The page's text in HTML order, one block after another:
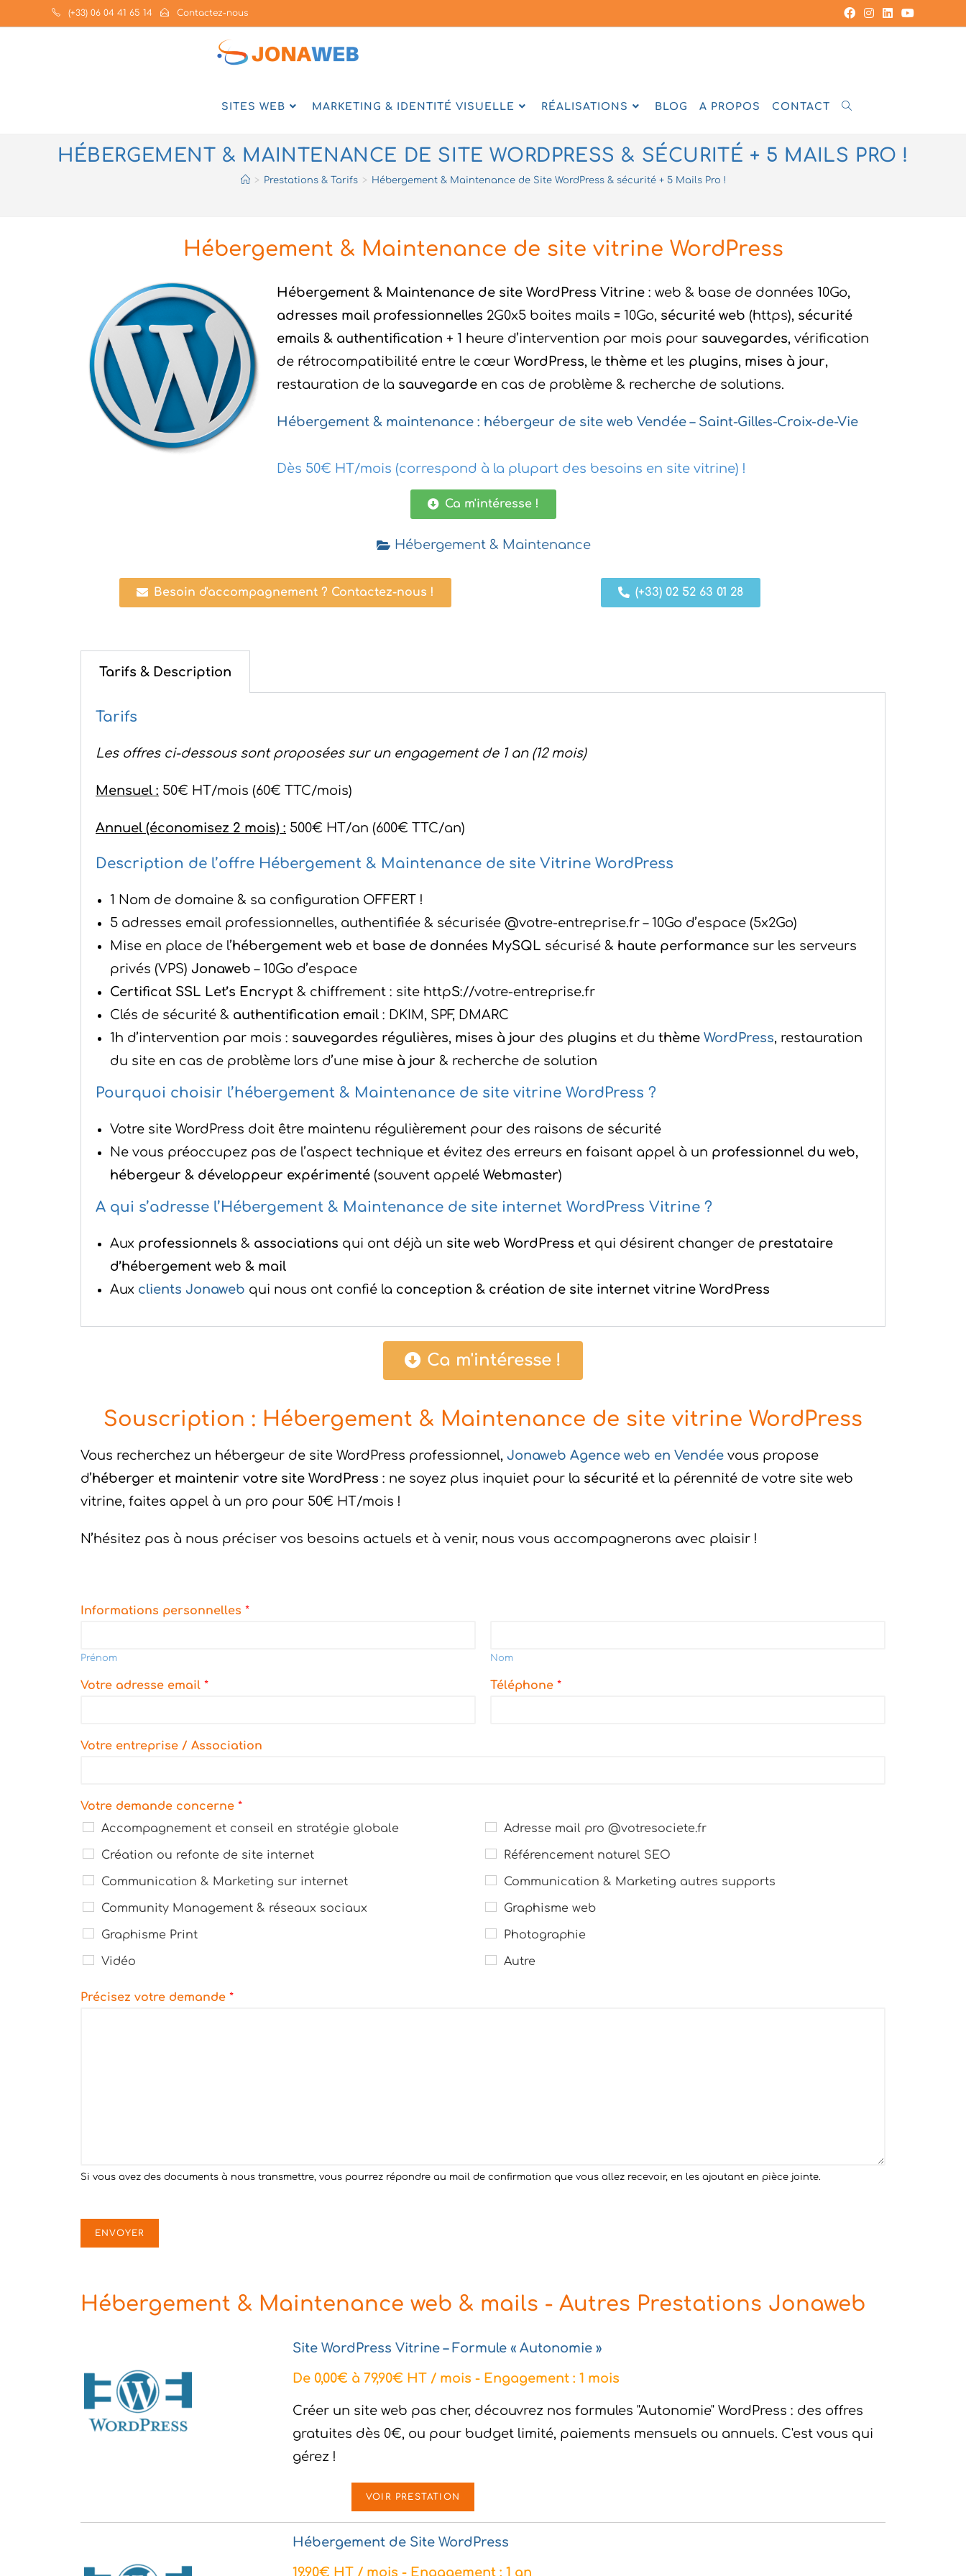
(+33) 06 04 41 65 14 Contactez-nous
SITES WEB MARKETING & IDENTITÉ VISUELLE RÉALISATIONS BLOG A PROPOS CONTACT
HÉBERGEMENT & MAINTENANCE DE SITE WORDPRESS & SÉCURITÉ + 5 MAILS PRO !
> Prestations & Tarifs > Hébergement & Maintenance de Site WordPress & sécurité + 5 Mails Pro !
Hébergement & Maintenance de site vitrine WordPress
Hébergement & Maintenance de site WordPress Vitrine: web & base de données 10Go,
adresses mail professionnelles 2G0x5 boites mails = 10Go, sécurité web (https), sécurité
emails & authentification + 1 heure d’intervention par mois pour sauvegardes, vérification
de rétrocompatibilité entre le cœur WordPress, le thèmeet les plugins, mises à jour,
restauration de la sauvegardeen cas de problème & recherche de solutions.
Hébergement & maintenance : hébergeur de site web Vendée – Saint-Gilles-Croix-de-Vie
Dès 50€ HT/mois (correspond à la plupart des besoins en site vitrine) !
Ca m'intéresse !
Hébergement & Maintenance
Besoin d'accompagnement ? Contactez-nous ! (+33) 02 52 63 01 28
Tarifs & Description
Tarifs
Les offres ci-dessous sont proposées sur un engagement de 1 an (12 mois)
Mensuel : 50€ HT/mois (60€ TTC/mois)
Annuel (économisez 2 mois) : 500€ HT/an (600€ TTC/an)
Description de l’offre Hébergement & Maintenance de site Vitrine WordPress
1 Nom de domaine & sa configuration OFFERT !
5 adresses email professionnelles, authentifiée & sécurisée @votre-entreprise.fr – 10Go d’espace (5x2Go)
Mise en place de l’hébergement web et base de données MySQL sécurisé & haute performance sur les serveurs
privés (VPS) Jonaweb – 10Go d’espace
Certificat SSL Let’s Encrypt & chiffrement : site httpS://votre-entreprise.fr
Clés de sécurité & authentification email : DKIM, SPF, DMARC
1h d’intervention par mois : sauvegardes régulières, mises à jour des plugins et du thème WordPress, restauration
du site en cas de problème lors d’une mise à jour & recherche de solution
Pourquoi choisir l’hébergement & Maintenance de site vitrine WordPress ?
Votre site WordPress doit être maintenu régulièrement pour des raisons de sécurité
Ne vous préoccupez pas de l’aspect technique et évitez des erreurs en faisant appel à un professionnel du web,
hébergeur & développeur expérimenté (souvent appelé Webmaster)
A qui s’adresse l’Hébergement & Maintenance de site internet WordPress Vitrine ?
Aux professionnels & associations qui ont déjà un site web WordPress et qui désirent changer de prestataire
d’hébergement web & mail
Aux clients Jonaweb qui nous ont confié la conception & création de site internet vitrine WordPress
Ca m'intéresse !
Souscription : Hébergement & Maintenance de site vitrine WordPress
Vous recherchez un hébergeur de site WordPress professionnel, Jonaweb Agence web en Vendée vous propose
d’héberger et maintenir votre site WordPress : ne soyez plus inquiet pour la sécurité et la pérennité de votre site web
vitrine, faites appel à un pro pour 50€ HT/mois !
N’hésitez pas à nous préciser vos besoins actuels et à venir, nous vous accompagnerons avec plaisir !
Informations personnelles *
Prénom Nom
Votre adresse email * Téléphone *
Votre entreprise / Association
Votre demande concerne *
Accompagnement et conseil en stratégie globale
Adresse mail pro @votresociete.fr
Création ou refonte de site internet Référencement naturel SEO
Communication & Marketing sur internet Communication & Marketing autres supports
Community Management & réseaux sociaux Graphisme web
Graphisme Print Photographie
Vidéo Autre
Précisez votre demande *
Si vous avez des documents à nous transmettre, vous pourrez répondre au mail de confirmation que vous allez recevoir, en les ajoutant en pièce jointe.
ENVOYER
Hébergement & Maintenance web & mails - Autres Prestations Jonaweb
Site WordPress Vitrine – Formule « Autonomie »
De 0,00€ à 79,90€ HT / mois - Engagement : 1 mois
Créer un site web pas cher, découvrez nos formules "Autonomie" WordPress : des offres
gratuites dès 0€, ou pour budget limité, paiements mensuels ou annuels. C'est vous qui
gérez !
VOIR PRESTATION
Hébergement de Site WordPress
19,90€ HT / mois - Engagement : 1 an